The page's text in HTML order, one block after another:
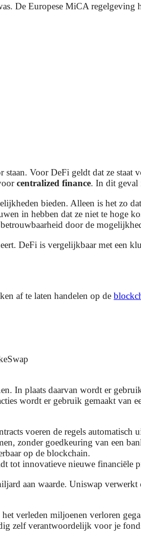
De Europese MiCA
staan. Voor DeFi geldt dat ze staat
centralized finance. In dit geval
bieden. Alleen is het zo
in hebben dat ze niet te hoge
door de
DeFi is vergelijkbaar met een
af te laten handelen op de
In plaats daarvan wordt er
wordt er gebruik gemaakt van
voeren de regels automatisch
zonder goedkeuring van een
op de blockchain.
tot innovatieve nieuwe financiële
aan waarde. Uniswap
verleden miljoenen verloren
zelf verantwoordelijk voor je